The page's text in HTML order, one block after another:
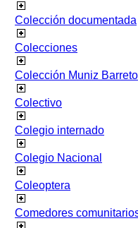
Colección documentada
Colecciones
Colección Muniz Barreto
Colectivo
Colegio internado
Colegio Nacional
Coleoptera
Comedores